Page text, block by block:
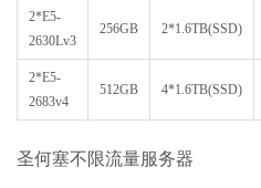
2*E5-
2630Lv3
256GB 2*1.6TB(SSD)
2*E5-
2683v4
512GB 4*1.6TB(SSD)
圣何塞不限流量服务器